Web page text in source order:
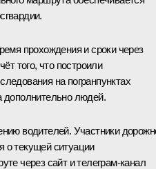
прохождения и сроки через
того, что построили
на погранпунктах
дополнительно людей.
водителей. Участники
о текущей ситуации
через сайт и телеграм-канал